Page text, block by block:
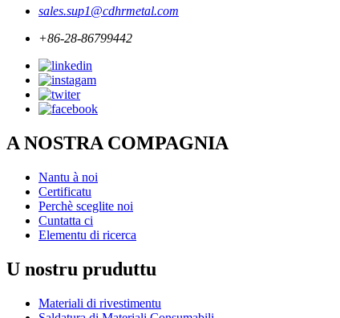
sales.sup1@cdhrmetal.com
+86-28-86799442
A NOSTRA COMPAGNIA
Nantu à noi
Certificatu
Perchè sceglite noi
Cuntatta ci
Elementu di ricerca
U nostru pruduttu
Materiali di rivestimentu